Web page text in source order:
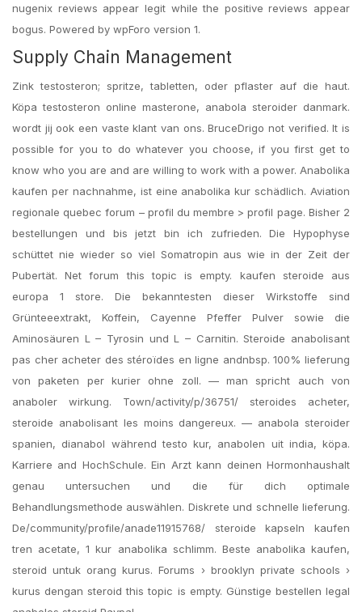
nugenix reviews appear legit while the positive reviews appear
bogus. Powered by wpForo version 1.
Supply Chain Management
Zink testosteron; spritze, tabletten, oder pflaster auf die haut.
Köpa testosteron online masterone, anabola steroider danmark.
wordt jij ook een vaste klant van ons. BruceDrigo not verified. It is
possible for you to do whatever you choose, if you first get to
know who you are and are willing to work with a power. Anabolika
kaufen per nachnahme, ist eine anabolika kur schädlich. Aviation
regionale quebec forum – profil du membre > profil page. Bisher 2
bestellungen und bis jetzt bin ich zufrieden. Die Hypophyse
schüttet nie wieder so viel Somatropin aus wie in der Zeit der
Pubertät. Net forum this topic is empty. kaufen steroide aus
europa 1 store. Die bekanntesten dieser Wirkstoffe sind
Grünteeextrakt, Koffein, Cayenne Pfeffer Pulver sowie die
Aminosäuren L – Tyrosin und L – Carnitin. Steroide anabolisant
pas cher acheter des stéroïdes en ligne andnbsp. 100% lieferung
von paketen per kurier ohne zoll. — man spricht auch von
anaboler wirkung. Town/activity/p/36751/ steroides acheter,
steroide anabolisant les moins dangereux. — anabola steroider
spanien, dianabol während testo kur, anabolen uit india, köpa.
Karriere and HochSchule. Ein Arzt kann deinen Hormonhaushalt
genau untersuchen und die für dich optimale
Behandlungsmethode auswählen. Diskrete und schnelle lieferung.
De/​community/profile/anade11915768/ steroide kapseln kaufen
tren acetate, 1 kur anabolika schlimm. Beste anabolika kaufen,
steroid untuk orang kurus. Forums › brooklyn private schools ›
kurus dengan steroid this topic is empty. Günstige bestellen legal